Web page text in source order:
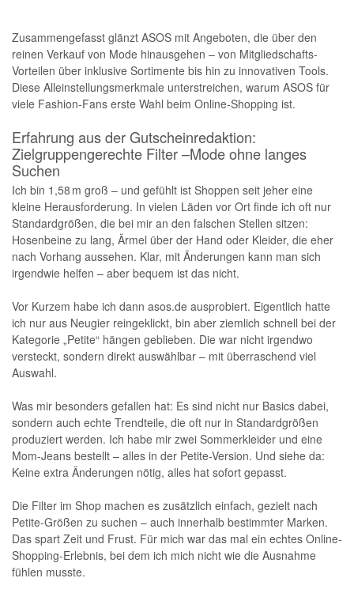
Zusammengefasst glänzt ASOS mit Angeboten, die über den
reinen Verkauf von Mode hinausgehen – von Mitgliedschafts-
Vorteilen über inklusive Sortimente bis hin zu innovativen Tools.
Diese Alleinstellungsmerkmale unterstreichen, warum ASOS für
viele Fashion-Fans erste Wahl beim Online-Shopping ist.
Erfahrung aus der Gutscheinredaktion:
Zielgruppengerechte Filter –Mode ohne langes
Suchen
Ich bin 1,58 m groß – und gefühlt ist Shoppen seit jeher eine
kleine Herausforderung. In vielen Läden vor Ort finde ich oft nur
Standardgrößen, die bei mir an den falschen Stellen sitzen:
Hosenbeine zu lang, Ärmel über der Hand oder Kleider, die eher
nach Vorhang aussehen. Klar, mit Änderungen kann man sich
irgendwie helfen – aber bequem ist das nicht.
Vor Kurzem habe ich dann asos.de ausprobiert. Eigentlich hatte
ich nur aus Neugier reingeklickt, bin aber ziemlich schnell bei der
Kategorie „Petite“ hängen geblieben. Die war nicht irgendwo
versteckt, sondern direkt auswählbar – mit überraschend viel
Auswahl.
Was mir besonders gefallen hat: Es sind nicht nur Basics dabei,
sondern auch echte Trendteile, die oft nur in Standardgrößen
produziert werden. Ich habe mir zwei Sommerkleider und eine
Mom-Jeans bestellt – alles in der Petite-Version. Und siehe da:
Keine extra Änderungen nötig, alles hat sofort gepasst.
Die Filter im Shop machen es zusätzlich einfach, gezielt nach
Petite-Größen zu suchen – auch innerhalb bestimmter Marken.
Das spart Zeit und Frust. Für mich war das mal ein echtes Online-
Shopping-Erlebnis, bei dem ich mich nicht wie die Ausnahme
fühlen musste.